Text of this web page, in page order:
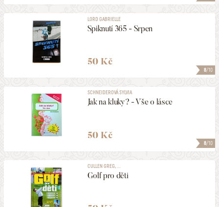
8/10
LORD GABRIELLE
Spiknutí 365 - Srpen
50 Kč
8/10
SCHNEIDEROVÁ SYLVIA
Jak na kluky? - Vše o lásce
50 Kč
CULLEN GREG, ...
Golf pro děti